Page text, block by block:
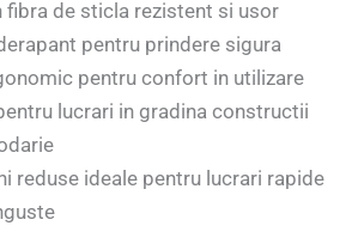
fibra de sticla rezistent si usor
pentru prindere sigura
pentru confort in utilizare
lucrari in gradina constructii
reduse ideale pentru lucrari rapide